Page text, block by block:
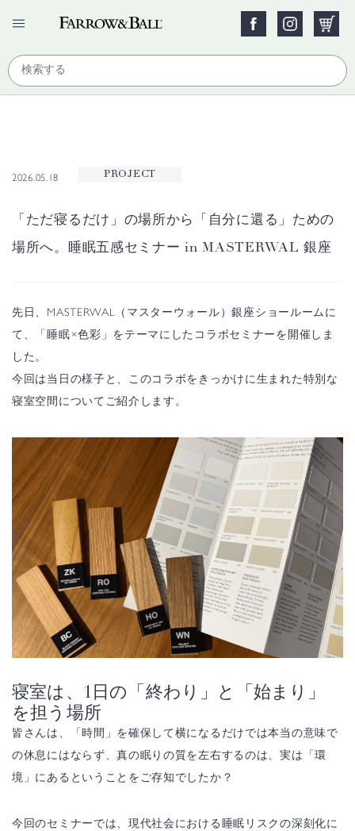
2026.05.18 PROJECT
「ただ寝るだけ」の場所から「自分に還る」ための
場所へ。睡眠五感セミナー in MASTERWAL 銀座
先日、MASTERWAL（マスターウォール）銀座ショールームに
て、「睡眠×色彩」をテーマにしたコラボセミナーを開催しま
した。
今回は当日の様子と、このコラボをきっかけに生まれた特別な
寝室空間についてご紹介します。
寝室は、1日の「終わり」と「始まり」
を担う場所
皆さんは、「時間」を確保して横になるだけでは本当の意味で
の休息にはならず、真の眠りの質を左右するのは、実は「環
境」にあるということをご存知でしたか？
今回のセミナーでは、現代社会における睡眠リスクの深刻化に